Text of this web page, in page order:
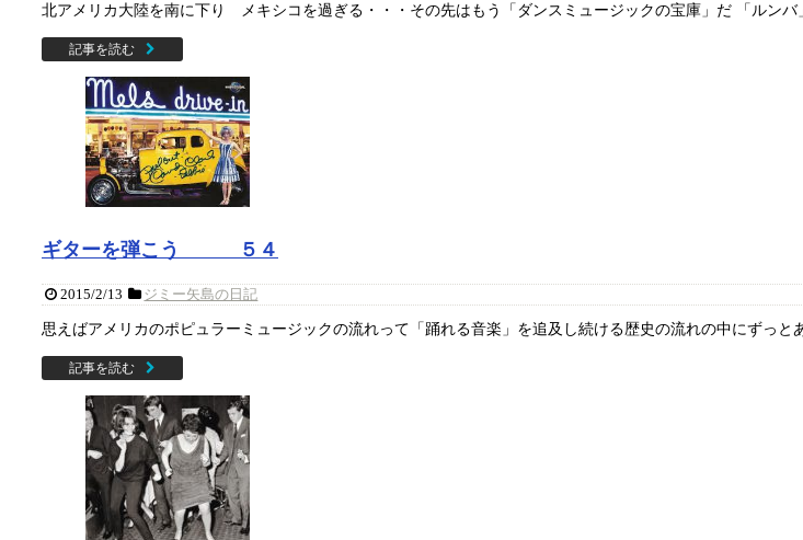
北アメリカ大陸を南に下り メキシコを過ぎる・・・その先はもう「ダンスミュージックの宝庫」だ 「ルンバ
記事を読む
ギターを弾こう ５４
2015/2/13 ジミー矢島の日記
思えばアメリカのポピュラーミュージックの流れって「踊れる音楽」を追及し続ける歴史の流れの中にずっと
記事を読む